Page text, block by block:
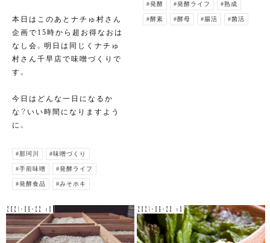
本日はこのあとナチゅ村さん
企画で15時から超お得なおは
なし会。明日は同じくナチゅ
村さん千早店で味噌づくりで
す。
今日はどんな一日になるか
な？いい時間になりますよう
に。
#那珂川 #味噌づくり
#手前味噌 #発酵ライフ
#発酵食品 #みそホキ
#発酵 #発酵ライフ #熟成
#酵素 #酵母 #腸活 #菌活
2021-09-22 v0 2021-09-20 v0